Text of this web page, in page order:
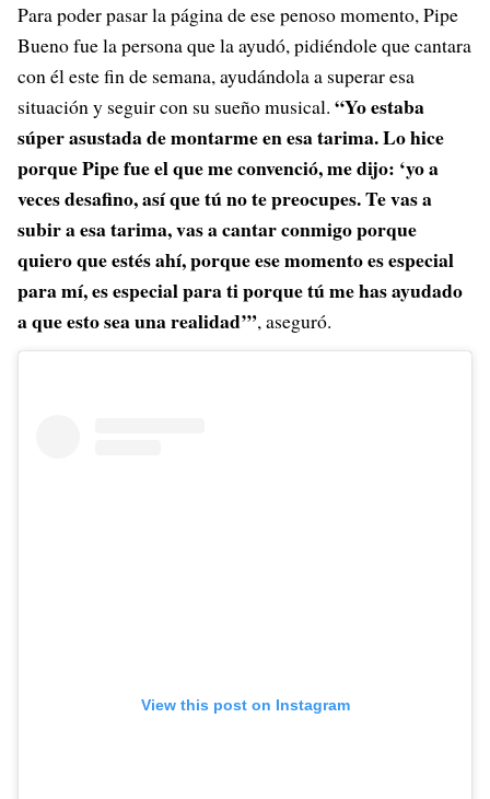
Para poder pasar la página de ese penoso momento, Pipe
Bueno fue la persona que la ayudó, pidiéndole que cantara
con él este fin de semana, ayudándola a superar esa
situación y seguir con su sueño musical. “Yo estaba
súper asustada de montarme en esa tarima. Lo hice
porque Pipe fue el que me convenció, me dijo: ‘yo a
veces desafino, así que tú no te preocupes. Te vas a
subir a esa tarima, vas a cantar conmigo porque
quiero que estés ahí, porque ese momento es especial
para mí, es especial para ti porque tú me has ayudado
a que esto sea una realidad’”, aseguró.
View this post on Instagram